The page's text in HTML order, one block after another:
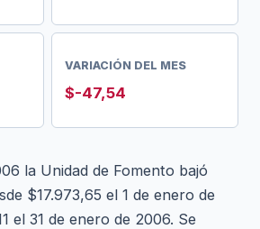
VARIACIÓN DEL MES
$-47,54
la Unidad de Fomento bajó
$17.973,65 el 1 de enero de
el 31 de enero de 2006. Se